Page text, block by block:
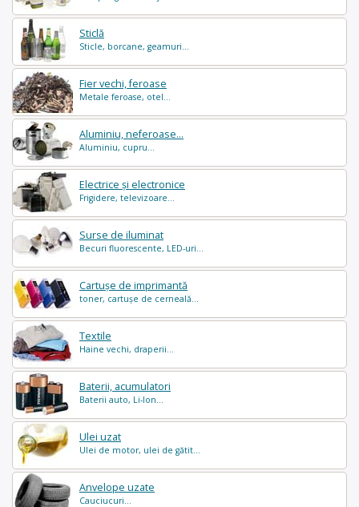
Sticlă
Sticle, borcane, geamuri...
Fier vechi, feroase
Metale feroase, otel...
Aluminiu, neferoase...
Aluminiu, cupru...
Electrice și electronice
Frigidere, televizoare...
Surse de iluminat
Becuri fluorescente, LED-uri...
Cartușe de imprimantă
toner, cartușe de cerneală...
Textile
Haine vechi, draperii...
Baterii, acumulatori
Baterii auto, Li-Ion...
Ulei uzat
Ulei de motor, ulei de gătit...
Anvelope uzate
Cauciucuri...